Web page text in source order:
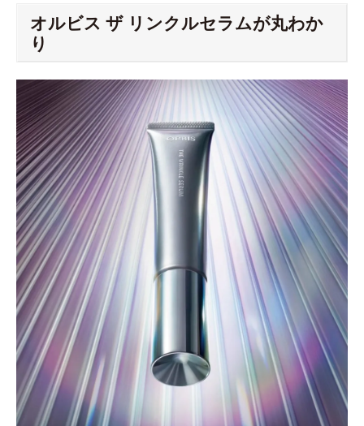
オルビス ザ リンクルセラムが丸わか
り